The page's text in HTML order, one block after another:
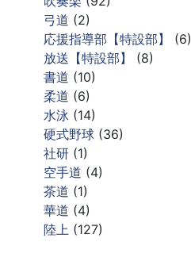
弓道 (2)
応援指導部【特設部】
(6)
放送【特設部】
(8)
書道 (10)
柔道 (6)
水泳 (14)
硬式野球 (36)
社研 (1)
空手道 (4)
茶道 (1)
華道 (4)
陸上 (127)